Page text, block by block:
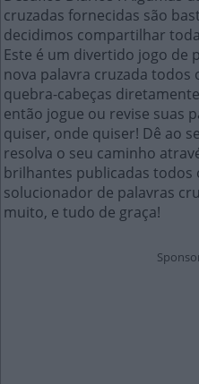
cruzadas fornecidas são
decidimos compartilhar
Este é um divertido jogo de
nova palavra cruzada todos
quebra-cabeças
então jogue ou revise suas
quiser, onde quiser! Dê ao
resolva o seu caminho
brilhantes publicadas todos
solucionador de palavras
muito, e tudo de graça!